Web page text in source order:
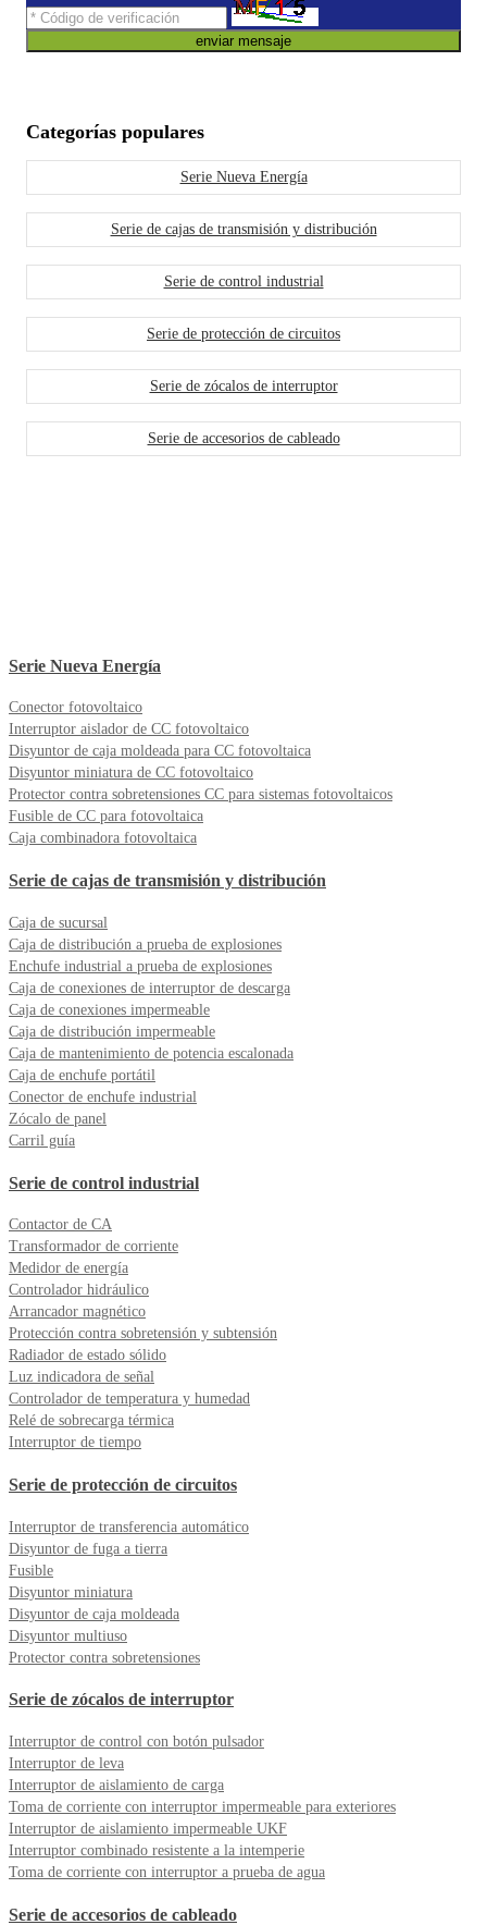
enviar mensaje
Categorías populares
Serie Nueva Energía
Serie de cajas de transmisión y distribución
Serie de control industrial
Serie de protección de circuitos
Serie de zócalos de interruptor
Serie de accesorios de cableado
Serie Nueva Energía
Conector fotovoltaico
Interruptor aislador de CC fotovoltaico
Disyuntor de caja moldeada para CC fotovoltaica
Disyuntor miniatura de CC fotovoltaico
Protector contra sobretensiones CC para sistemas fotovoltaicos
Fusible de CC para fotovoltaica
Caja combinadora fotovoltaica
Serie de cajas de transmisión y distribución
Caja de sucursal
Caja de distribución a prueba de explosiones
Enchufe industrial a prueba de explosiones
Caja de conexiones de interruptor de descarga
Caja de conexiones impermeable
Caja de distribución impermeable
Caja de mantenimiento de potencia escalonada
Caja de enchufe portátil
Conector de enchufe industrial
Zócalo de panel
Carril guía
Serie de control industrial
Contactor de CA
Transformador de corriente
Medidor de energía
Controlador hidráulico
Arrancador magnético
Protección contra sobretensión y subtensión
Radiador de estado sólido
Luz indicadora de señal
Controlador de temperatura y humedad
Relé de sobrecarga térmica
Interruptor de tiempo
Serie de protección de circuitos
Interruptor de transferencia automático
Disyuntor de fuga a tierra
Fusible
Disyuntor miniatura
Disyuntor de caja moldeada
Disyuntor multiuso
Protector contra sobretensiones
Serie de zócalos de interruptor
Interruptor de control con botón pulsador
Interruptor de leva
Interruptor de aislamiento de carga
Toma de corriente con interruptor impermeable para exteriores
Interruptor de aislamiento impermeable UKF
Interruptor combinado resistente a la intemperie
Toma de corriente con interruptor a prueba de agua
Serie de accesorios de cableado